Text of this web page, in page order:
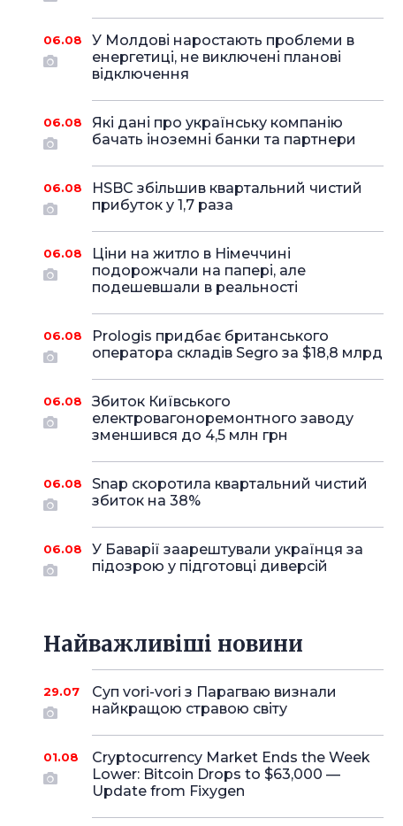
06.08
У Молдові наростають проблеми в
енергетиці, не виключені планові
відключення
06.08
Які дані про українську компанію
бачать іноземні банки та партнери
06.08
HSBC збільшив квартальний чистий
прибуток у 1,7 раза
06.08
Ціни на житло в Німеччині
подорожчали на папері, але
подешевшали в реальності
06.08
Prologis придбає британського
оператора складів Segro за $18,8 млрд
06.08
Збиток Київського
електровагоноремонтного заводу
зменшився до 4,5 млн грн
06.08
Snap скоротила квартальний чистий
збиток на 38%
06.08
У Баварії заарештували українця за
підозрою у підготовці диверсій
Найважливіші новини
29.07
Суп vori-vori з Парагваю визнали
найкращою стравою світу
01.08
Cryptocurrency Market Ends the Week
Lower: Bitcoin Drops to $63,000 —
Update from Fixygen